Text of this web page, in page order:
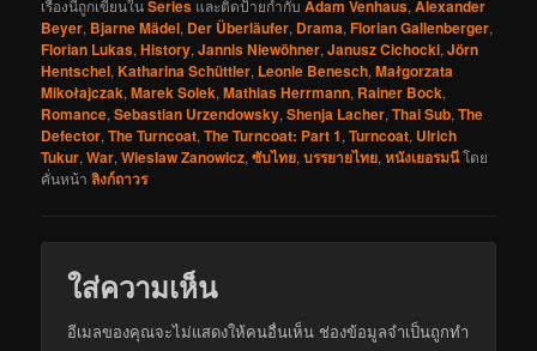
เรื่องนี้ถูกเขียนในSeries และติดป้ายกำกับAdam Venhaus,Alexander
Beyer, Bjarne Mädel, Der Überläufer, Drama,Florian Gallenberger,
Florian Lukas,History,Jannis Niewöhner,Janusz Cichocki,Jörn
Hentschel,Katharina Schüttler, Leonie Benesch,Małgorzata
Mikołajczak,Marek Solek,Mathias Herrmann, Rainer Bock,
Romance,Sebastian Urzendowsky,Shenja Lacher,Thai Sub,The
Defector,The Turncoat,The Turncoat: Part 1,Turncoat, Ulrich
Tukur,War,Wieslaw Zanowicz,ซับไทย,บรรยายไทย,หนังเยอรมนีโดย
คั่นหน้าลิงก์ถาวร
ใส่ความเห็น
อีเมลของคุณจะไม่แสดงให้คนอื่นเห็น ช่องข้อมูลจำเป็นถูกทำ